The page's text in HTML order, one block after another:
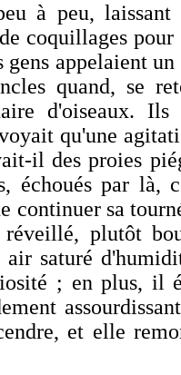
peu, laissant
coquillages
appelaient
quand, se
d'oiseaux.
qu'une
il des proies
échoués par
continuer sa
plutôt
air saturé
; en plus, il
et elle